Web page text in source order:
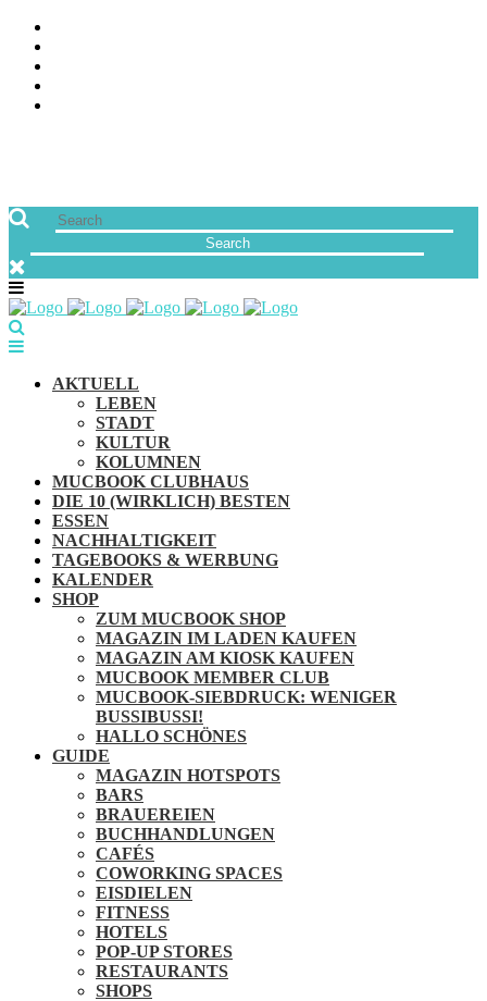
AKTUELL
LEBEN
STADT
KULTUR
KOLUMNEN
MUCBOOK CLUBHAUS
DIE 10 (WIRKLICH) BESTEN
ESSEN
NACHHALTIGKEIT
TAGEBOOKS & WERBUNG
KALENDER
SHOP
ZUM MUCBOOK SHOP
MAGAZIN IM LADEN KAUFEN
MAGAZIN AM KIOSK KAUFEN
MUCBOOK MEMBER CLUB
MUCBOOK-SIEBDRUCK: WENIGER
BUSSIBUSSI!
HALLO SCHÖNES
GUIDE
MAGAZIN HOTSPOTS
BARS
BRAUEREIEN
BUCHHANDLUNGEN
CAFÉS
COWORKING SPACES
EISDIELEN
FITNESS
HOTELS
POP-UP STORES
RESTAURANTS
SHOPS